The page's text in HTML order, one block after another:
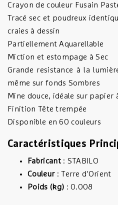
Crayon de couleur Fusain
Tracé sec et poudreux
craies à dessin
Partiellement Aquarellable
Miction et estompage à Sec
Grande resistance à la
même sur fonds Sombres
Mine douce, idéale sur papier
Finition Tête trempée
Disponible en 60 couleurs
Caractéristiques
Fabricant: STABILO
Couleur: Terre d'Orient
Poids (kg) : 0.008